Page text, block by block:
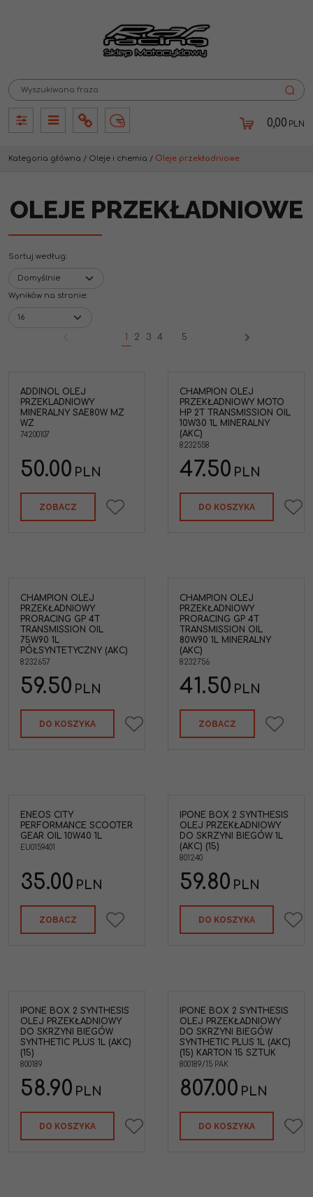
PanelPanelInfo Lang 0,00 PLN
Kategoria główna / Oleje i chemia / Oleje przekładniowe
OLEJE PRZEKŁADNIOWE
Sortuj według:
Wyników na stronie:
1 2 3 4 5
ADDINOL OLEJ
PRZEKLADNIOWY
MINERALNY SAE80W MZ
WZ
74200107
50.00 PLN
ZOBACZ
CHAMPION OLEJ
PRZEKŁADNIOWY MOTO
HP 2T TRANSMISSION OIL
10W30 1L MINERALNY
(AKC)
8232558
47.50 PLN
DO KOSZYKA
CHAMPION OLEJ
PRZEKŁADNIOWY
PRORACING GP 4T
TRANSMISSION OIL
75W90 1L
PÓŁSYNTETYCZNY (AKC)
8232657
59.50 PLN
DO KOSZYKA
CHAMPION OLEJ
PRZEKŁADNIOWY
PRORACING GP 4T
TRANSMISSION OIL
80W90 1L MINERALNY
(AKC)
8232756
41.50 PLN
ZOBACZ
ENEOS CITY
PERFORMANCE SCOOTER
GEAR OIL 10W40 1L
EU0159401
35.00 PLN
ZOBACZ
IPONE BOX 2 SYNTHESIS
OLEJ PRZEKŁADNIOWY
DO SKRZYNI BIEGÓW 1L
(AKC) (15)
801240
59.80 PLN
DO KOSZYKA
IPONE BOX 2 SYNTHESIS
OLEJ PRZEKŁADNIOWY
DO SKRZYNI BIEGÓW
SYNTHETIC PLUS 1L (AKC)
(15)
800189
58.90 PLN
DO KOSZYKA
IPONE BOX 2 SYNTHESIS
OLEJ PRZEKŁADNIOWY
DO SKRZYNI BIEGÓW
SYNTHETIC PLUS 1L (AKC)
(15) KARTON 15 SZTUK
800189/15 PAK
807.00 PLN
DO KOSZYKA